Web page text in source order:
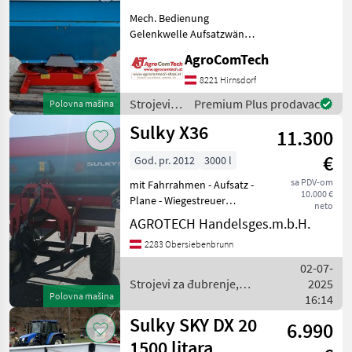
Sulky
MARKETPLACE
Marketplace
Ponude
trgovaca
Oglasi
Polovna mašina
Mech. Bedienung
Gelenkwelle Aufsatzwände
gnojenje i navodnjavanje
Rasipači mineralnog
đubriva
AgroComTech
8221 Hirnsdorf
Strojevi
za
đubrenje,
navodnjavanje
/ Sulky
Premium Plus prodavac
Polovna mašina
Sulky X36
11.300
€
sa PDV-om
10.000 €
neto
God. pr. 2012
3000 l
mit Fahrrahmen - Aufsatz -
Plane - Wiegestreuer
Sijačica sa dva diska, :
Sijačica sa dva diska Strojevi
za đubrenje, gnojenje i
mineralnog đub
AGROTECH Handelsges.m.b.H.
2283 Obersiebenbrunn
Strojevi za đubrenje,
Sulky
02-07-
2025
16:14
Sulky SKY DX 20
6.990